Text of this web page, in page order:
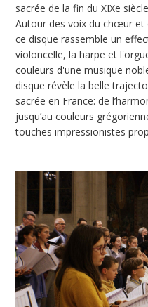
sacrée de la fin du XIXe
Autour des voix du chœur et
ce disque rassemble un
violoncelle, la harpe et
couleurs d'une musique
disque révèle la belle
sacrée en France: de
jusqu’au couleurs
touches impressionistes